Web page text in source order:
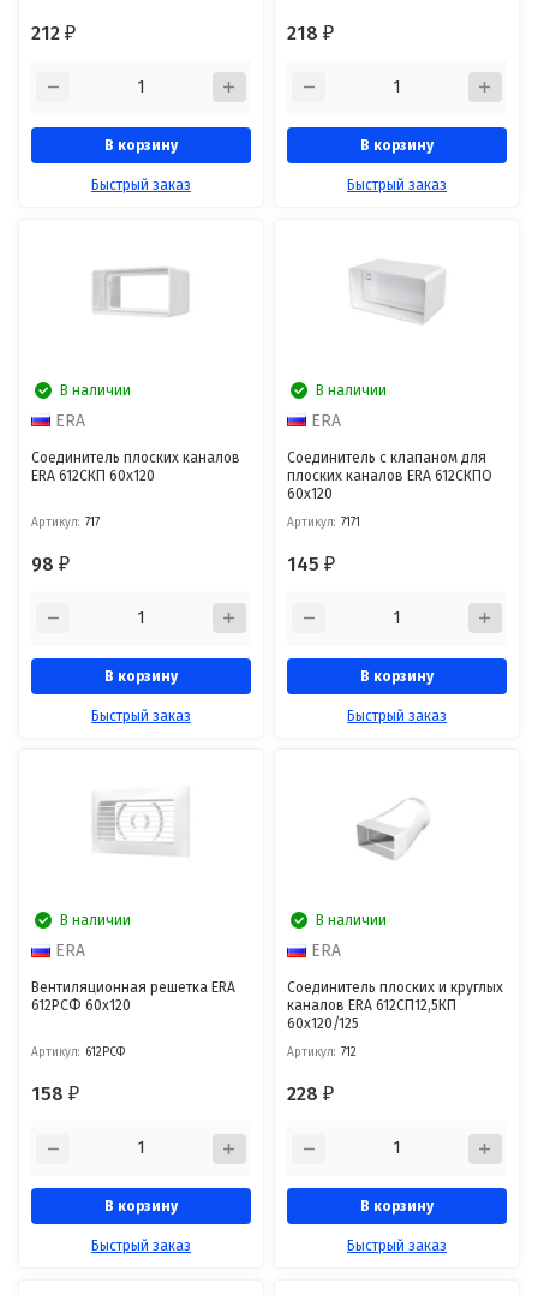
212₽
В корзину
Быстрый заказ
218₽
В корзину
Быстрый заказ
В наличии
ERA
Соединитель плоских каналов
ERA 612СКП 60х120
Артикул: 717
98₽
В корзину
Быстрый заказ
В наличии
ERA
Соединитель с клапаном для
плоских каналов ERA 612СКПО
60х120
Артикул: 7171
145₽
В корзину
Быстрый заказ
В наличии
ERA
Вентиляционная решетка ERA
612РСФ 60x120
Артикул: 612РСФ
158₽
В корзину
Быстрый заказ
В наличии
ERA
Соединитель плоских и круглых
каналов ERA 612СП12,5КП
60х120/125
Артикул: 712
228₽
В корзину
Быстрый заказ